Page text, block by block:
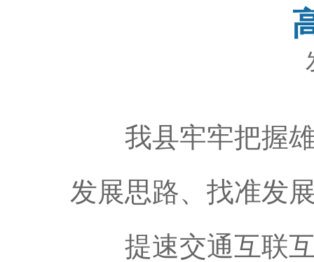
我县牢牢把握雄
发展思路、找准发
提速交通互联互